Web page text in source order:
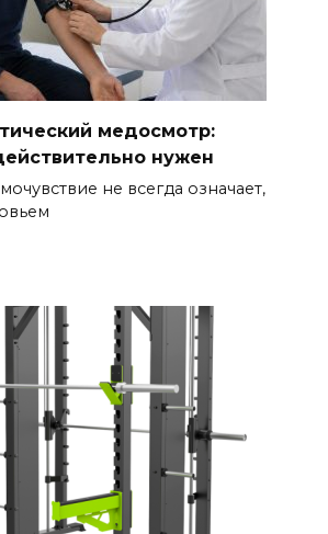
медосмотр:
нужен
не всегда означает,